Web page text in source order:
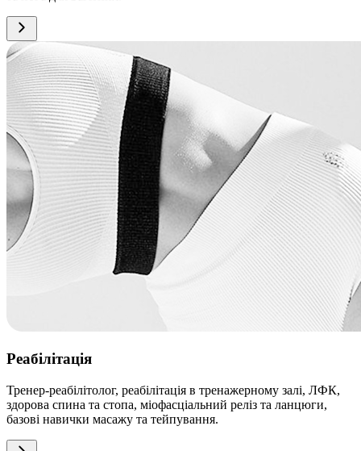
Реабілітація
Тренер-реабілітолог, реабілітація в тренажерному залі, ЛФК,
здорова спина та стопа, міофасціальний реліз та ланцюги,
базові навички масажу та тейпування.